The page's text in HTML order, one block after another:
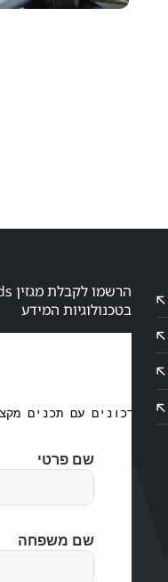
בטכנולוגיות המידע